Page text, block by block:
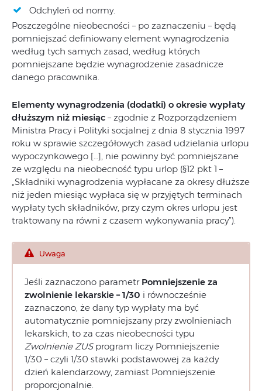
Odchyleń od normy.
Poszczególne nieobecności – po zaznaczeniu – będą
pomniejszać definiowany element wynagrodzenia
według tych samych zasad, według których
pomniejszane będzie wynagrodzenie zasadnicze
danego pracownika.
Elementy wynagrodzenia (dodatki) o okresie wypłaty
dłuższym niż miesiąc – zgodnie z Rozporządzeniem
Ministra Pracy i Polityki socjalnej z dnia 8 stycznia 1997
roku w sprawie szczegółowych zasad udzielania urlopu
wypoczynkowego […], nie powinny być pomniejszane
ze względu na nieobecność typu urlop (§12 pkt 1 –
„Składniki wynagrodzenia wypłacane za okresy dłuższe
niż jeden miesiąc wypłaca się w przyjętych terminach
wypłaty tych składników, przy czym okres urlopu jest
traktowany na równi z czasem wykonywania pracy”).
Uwaga
Jeśli zaznaczono parametr Pomniejszenie za
zwolnienie lekarskie – 1/30 i równocześnie
zaznaczono, że dany typ wypłaty ma być
automatycznie pomniejszany przy zwolnieniach
lekarskich, to za czas nieobecności typu
Zwolnienie ZUSprogram liczy Pomniejszenie
1/30 – czyli 1/30 stawki podstawowej za każdy
dzień kalendarzowy, zamiast Pomniejszenie
proporcjonalnie.